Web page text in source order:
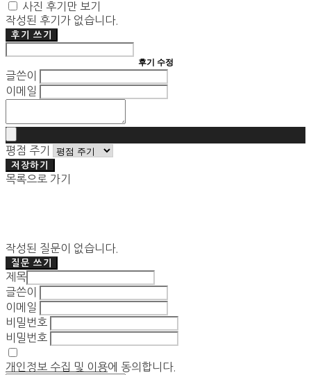
사진 후기만 보기
작성된 후기가 없습니다.
후기 쓰기
후기 수정
글쓴이
이메일
평점 주기
저장하기
목록으로 가기
작성된 질문이 없습니다.
질문 쓰기
제목
글쓴이
이메일
비밀번호
비밀번호
개인정보 수집 및 이용에 동의합니다.